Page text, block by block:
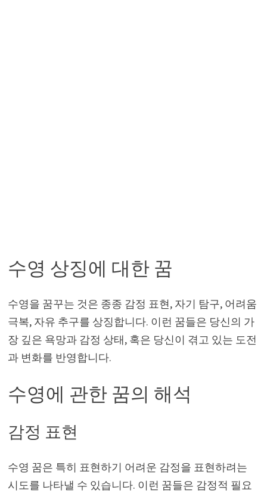
수영 상징에 대한 꿈
수영을 꿈꾸는 것은 종종 감정 표현, 자기 탐구, 어려움
극복, 자유 추구를 상징합니다. 이런 꿈들은 당신의 가
장 깊은 욕망과 감정 상태, 혹은 당신이 겪고 있는 도전
과 변화를 반영합니다.
수영에 관한 꿈의 해석
감정 표현
수영 꿈은 특히 표현하기 어려운 감정을 표현하려는
시도를 나타낼 수 있습니다. 이런 꿈들은 감정적 필요